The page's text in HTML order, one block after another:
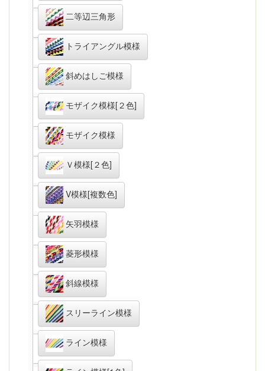
二等辺三角形
トライアングル模様
斜めはしご模様
モザイク模様[２色]
モザイク模様
Ｖ模様[２色]
V模様[複数色]
矢羽模様
菱形模様
斜線模様
スリーライン模様
ライン模様